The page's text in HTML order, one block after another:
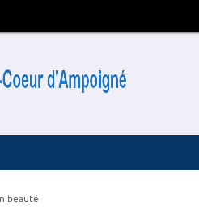
beauté